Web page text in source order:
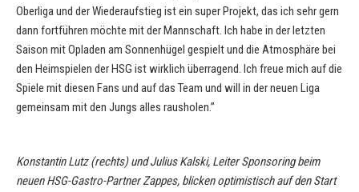
Oberliga und der Wiederaufstieg ist ein super Projekt, das ich sehr gern
dann fortführen möchte mit der Mannschaft. Ich habe in der letzten
Saison mit Opladen am Sonnenhügel gespielt und die Atmosphäre bei
den Heimspielen der HSG ist wirklich überragend. Ich freue mich auf die
Spiele mit diesen Fans und auf das Team und will in der neuen Liga
gemeinsam mit den Jungs alles rausholen.”
Konstantin Lutz (rechts) und Julius Kalski, Leiter Sponsoring beim
neuen HSG-Gastro-Partner Zappes, blicken optimistisch auf den Start